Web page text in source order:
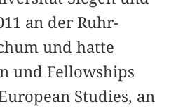
an der Ruhr-
und hatte
und Fellowships
Studies, an